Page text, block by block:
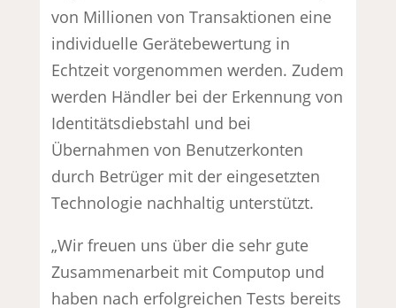
von Millionen von Transaktionen eine
individuelle Gerätebewertung in
Echtzeit vorgenommen werden. Zudem
werden Händler bei der Erkennung von
Identitätsdiebstahl und bei
Übernahmen von Benutzerkonten
durch Betrüger mit der eingesetzten
Technologie nachhaltig unterstützt.
„Wir freuen uns über die sehr gute
Zusammenarbeit mit Computop und
haben nach erfolgreichen Tests bereits